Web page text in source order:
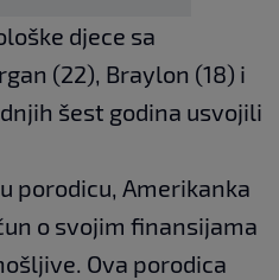
djece sa
(22), Braylon (18) i
šest godina usvojili
porodicu, Amerikanka
o svojim finansijama
Ova porodica